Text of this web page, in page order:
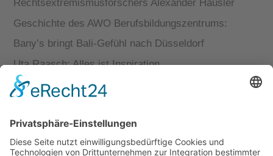
Rechtsextremismusforschers Alexander Häusler
Geschichte des AWO Berufsbildungszentrums:
Bany’s bringt Bali-Gefühl nach Düsseldorf
Uta Raasch: Alles ist Inspiration
Destination Düsseldorf: Lust auf Zukunft
Kategorien